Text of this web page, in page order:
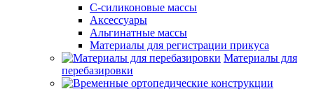
С-силиконовые массы
Аксессуары
Альгинатные массы
Материалы для регистрации прикуса
Материалы для
перебазировки